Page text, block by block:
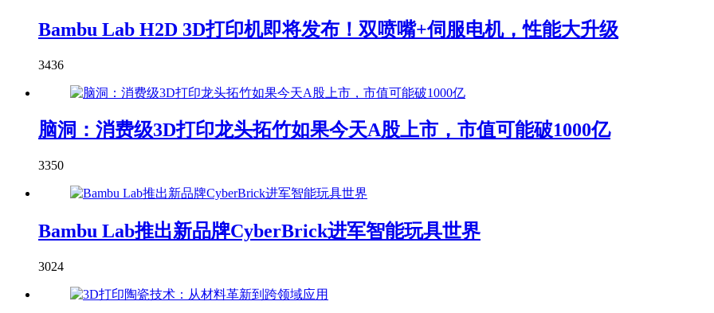
Bambu Lab H2D 3D打印机即将发布！双喷嘴+伺服电机，性能大升级
3436
脑洞：消费级3D打印龙头拓竹如果今天A股上市，市值可能破1000亿
3350
Bambu Lab推出新品牌CyberBrick进军智能玩具世界
3024